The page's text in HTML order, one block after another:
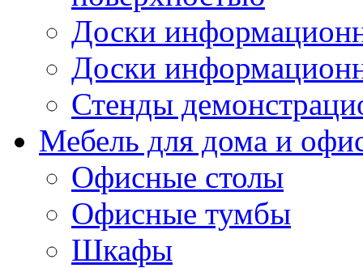
Доски
Доски
Стенды
Мебель для дома и
Офисные столы
Офисные тумбы
Шкафы